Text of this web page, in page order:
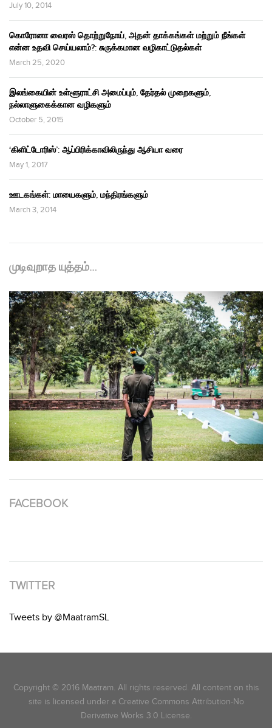
July 10, 2014
கொரோனா வைரஸ் தொற்றுநோய், அதன் தாக்கங்கள் மற்றும் நீங்கள்
என்ன உதவி செய்யலாம்?: சுருக்கமான வழிகாட்டுதல்கள்
March 25, 2020
இலங்கையின் உள்ளூராட்சி அமைப்பும், தேர்தல் முறைகளும்,
நல்லாளுகைக்கான வழிகளும்
October 5, 2015
‘கிளிட்டோரிஸ்’: ஆப்பிரிக்காவிலிருந்து ஆசியா வரை
May 1, 2017
ஊடகங்கள்: மாயைகளும், மந்திரங்களும்
March 3, 2014
முடிவுறாத யுத்தம்…
FACEBOOK
TWITTER
Tweets by @MaatramSL
Copyright © 2016 Maatram. All rights reserved. All content on this
site is licensed under a Creative Commons Attribution-No
Derivative Works 3.0 License.